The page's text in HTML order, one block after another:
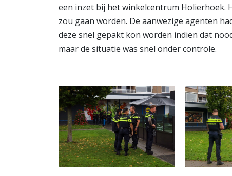
een inzet bij het winkelcentrum Holierhoek.
zou gaan worden. De aanwezige agenten
deze snel gepakt kon worden indien dat
maar de situatie was snel onder controle.